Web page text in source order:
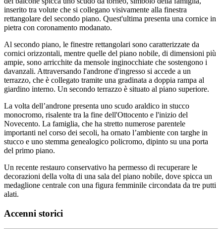
inserito tra volute che si collegano visivamente alla finestra
rettangolare del secondo piano. Quest'ultima presenta una cornice in
pietra con coronamento modanato.
Al secondo piano, le finestre rettangolari sono caratterizzate da
cornici orizzontali, mentre quelle del piano nobile, di dimensioni più
ampie, sono arricchite da mensole inginocchiate che sostengono i
davanzali. Attraversando l'androne d'ingresso si accede a un
terrazzo, che è collegato tramite una gradinata a doppia rampa al
giardino interno. Un secondo terrazzo è situato al piano superiore.
La volta dell’androne presenta uno scudo araldico in stucco
monocromo, risalente tra la fine dell'Ottocento e l'inizio del
Novecento. La famiglia, che ha stretto numerose parentele
importanti nel corso dei secoli, ha ornato l’ambiente con targhe in
stucco e uno stemma genealogico policromo, dipinto su una porta
del primo piano.
Un recente restauro conservativo ha permesso di recuperare le
decorazioni della volta di una sala del piano nobile, dove spicca un
medaglione centrale con una figura femminile circondata da tre putti
alati.
Accenni storici